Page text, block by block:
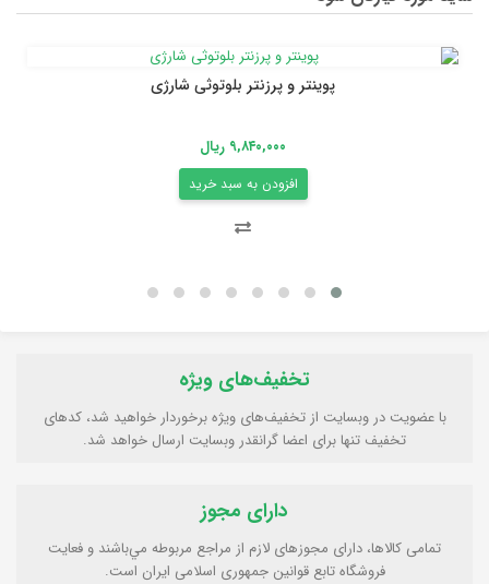
پوینتر و پرزنتر بلوتوثی شارژی
۹,۸۴۰,۰۰۰ ریال
افزودن به سبد خرید
تخفیف‌های ویژه
با عضویت در وبسایت از تخفیف‌های ویژه برخوردار خواهید شد، کدهای
تخفیف تنها برای اعضا گرانقدر وبسایت ارسال خواهد شد.
دارای مجوز
تمامی كالاها، دارای مجوزهای لازم از مراجع مربوطه مي‌باشند و فعایت
فروشگاه تابع قوانين جمهوری اسلامی ايران است.